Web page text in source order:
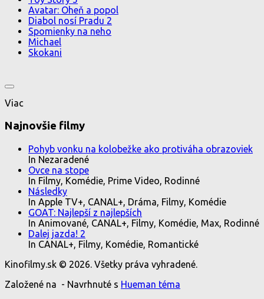
Avatar: Oheň a popol
Diabol nosí Pradu 2
Spomienky na neho
Michael
Skokani
Viac
Najnovšie filmy
Pohyb vonku na kolobežke ako protiváha obrazoviek
In Nezaradené
Ovce na stope
In Filmy, Komédie, Prime Video, Rodinné
Následky
In Apple TV+, CANAL+, Dráma, Filmy, Komédie
GOAT: Najlepší z najlepších
In Animované, CANAL+, Filmy, Komédie, Max, Rodinné
Dalej jazda! 2
In CANAL+, Filmy, Komédie, Romantické
Kinofilmy.sk © 2026. Všetky práva vyhradené.
Založené na - Navrhnuté s Hueman téma